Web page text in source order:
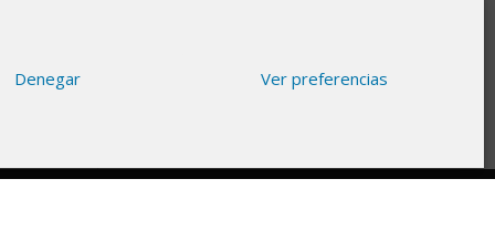
Denegar Ver preferencias